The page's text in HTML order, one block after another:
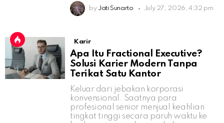
by Jati Sunarto July 27, 2026, 4:32 pm
Karir
Apa Itu Fractional Executive?
Solusi Karier Modern Tanpa
Terikat Satu Kantor
Keluar dari jebakan korporasi
konvensional. Saatnya para
profesional senior menjual keahlian
tingkat tinggi secara paruh waktu ke